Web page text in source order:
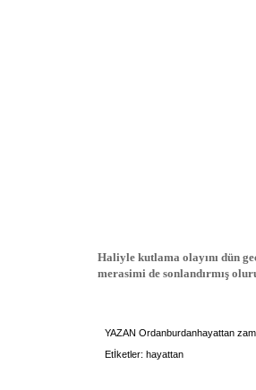
Haliyle kutlama olayını dün
merasimi de sonlandırmış
YAZAN Ordanburdanhayattan
Etİketler: hayattan